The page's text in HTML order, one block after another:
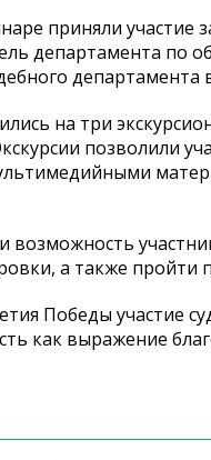
приняли участие
департамента по
на три
позволили
возможность
а также
Победы участие
как выражение